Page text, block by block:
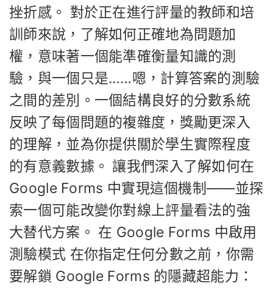
挫折感。 對於正在進行評量的教師和培
訓師來說，了解如何正確地為問題加
權，意味著一個能準確衡量知識的測
驗，與一個只是……嗯，計算答案的測驗
之間的差別。一個結構良好的分數系統
反映了每個問題的複雜度，獎勵更深入
的理解，並為你提供關於學生實際程度
的有意義數據。 讓我們深入了解如何在
Google Forms 中實現這個機制——並探
索一個可能改變你對線上評量看法的強
大替代方案。 在 Google Forms 中啟用
測驗模式 在你指定任何分數之前，你需
要解鎖 Google Forms 的隱藏超能力：